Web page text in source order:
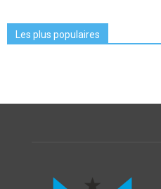
Les plus populaires